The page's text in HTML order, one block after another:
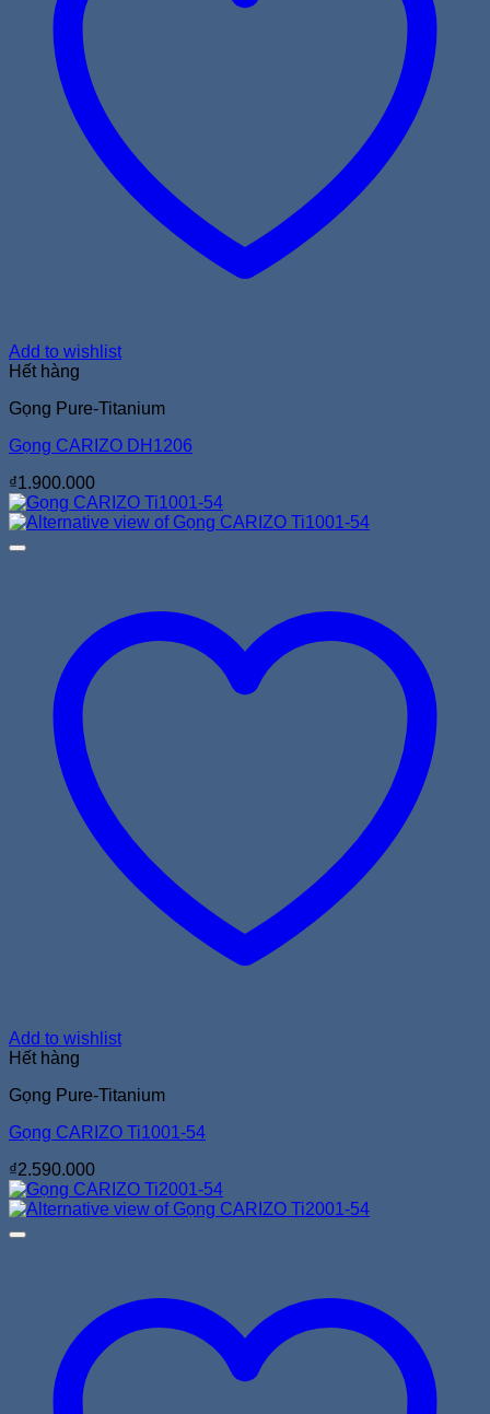
Add to wishlist
Hết hàng
Gọng Pure-Titanium
Gọng CARIZO DH1206
₫1.900.000
Add to wishlist
Hết hàng
Gọng Pure-Titanium
Gọng CARIZO Ti1001-54
₫2.590.000